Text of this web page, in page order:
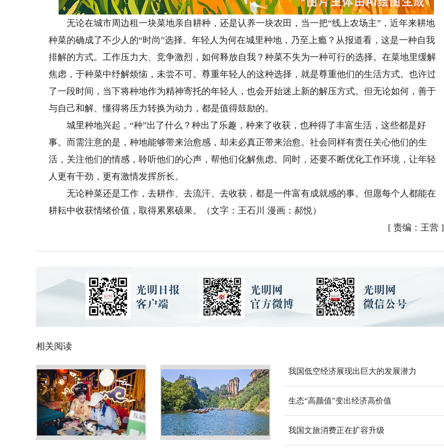
无论在城市周边租一块菜地亲自耕种，还是认养一块农田，当一把“线上农场主”，近年来耕地
种菜的确成了不少人的“时尚”选择。年轻人为何在城里种地，乃至上瘾？从报道看，这是一种自我
排解的方式。工作压力大、竞争激烈，如何释放自我？种菜不失为一种可行的选择。在菜地里缓解
焦虑，于种菜中纾解烦恼，未尝不可。尊重年轻人的这种选择，就是尊重他们的生活方式。也许过
了一段时间，当下将种地作为精神寄托的年轻人，也会开始迷上新的解压方式。但无论如何，善于
与自己和解、懂得将压力转换为动力，都是值得鼓励的。
城里种地兴起，“种”出了什么？种出了乐趣，种来了收获，也种得了丰富生活，这些都是好
事。而需注意的是，种地能够带来治愈感，却未必真正带来治愈。社会同样有责任关心他们的生
活，关注他们的情感，聆听他们的心声，帮他们化解焦虑。同时，还要不断优化工作环境，让年轻
人更有干劲，更有激情发挥所长。
无论种菜还是工作，去耕作、去流汗、去收获，都是一件富有成就感的事。但愿每个人都能在
耕耘中收获情绪价值，取得累累硕果。（文字：王石川 漫画：郝悦）
[ 责编：王营]
相关阅读
我国低空经济展现出巨大的发展潜力
生态“高颜值”变出经济高价值
我国文旅消费正在扩容升级